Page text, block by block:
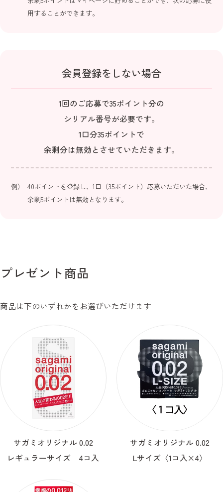
用することができます。
会員登録をしない場合
1回のご応募で35ポイント分の
シリアル番号が必要です。
1口分35ポイントで
余剰分は無効とさせていただきます。
40ポイントを登録し、1口（35ポイント）応募いただいた場合、
余剰5ポイントは無効となります。
プレゼント商品
商品は下のいずれかをお選びいただけます
サガミオリジナル 0.02
レギュラーサイズ 4コ入
サガミオリジナル 0.02
Lサイズ〈1コ入×4〉